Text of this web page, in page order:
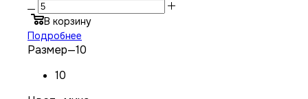
В корзину
Подробнее
Размер—10
10